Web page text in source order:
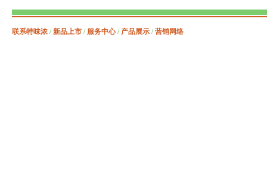
联系特味浓 /新品上市 / 服务中心/ 产品展示 /营销网络